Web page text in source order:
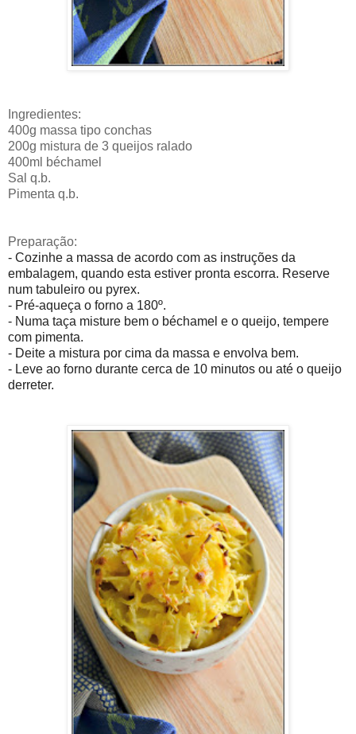
Ingredientes:
400g massa tipo conchas
200g mistura de 3 queijos ralado
400ml béchamel
Sal q.b.
Pimenta q.b.
Preparação:
- Cozinhe a massa de acordo com as instruções da
embalagem, quando esta estiver pronta escorra. Reserve
num tabuleiro ou pyrex.
- Pré-aqueça o forno a 180º.
- Numa taça misture bem o béchamel e o queijo, tempere
com pimenta.
- Deite a mistura por cima da massa e envolva bem.
- Leve ao forno durante cerca de 10 minutos ou até o queijo
derreter.